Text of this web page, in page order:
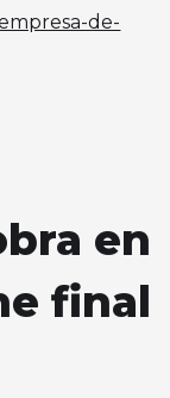
de-
en
final